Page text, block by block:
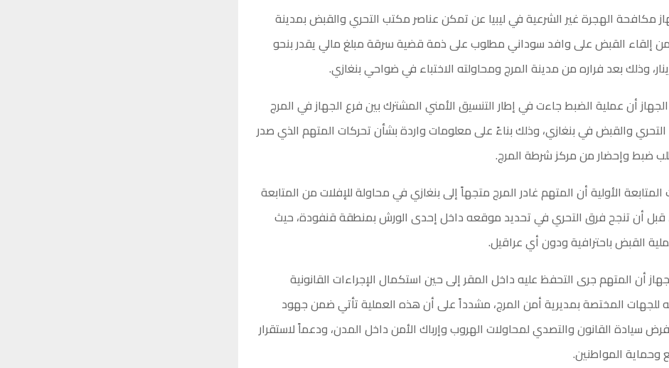
مكافحة الهجرة غير الشرعية في ليبيا عن تمكن عناصر مكتب التحري والقبض بمدينة
من إلقاء القبض على وافد سوداني مطلوب على ذمة قضية سرقة مبلغ مالي يقدر بنحو
أن عملية الضبط جاءت في إطار التنسيق الأمني المشترك بين فرع الجهاز في المرج
والقبض في بنغازي، وذلك بناءً على معلومات واردة بشأن تحركات المتهم الذي صدر
ضبط وإحضار من مركز شرطة المرج.
الأولية أن المتهم غادر المرج متجهاً إلى بنغازي في محاولة للإفلات من المتابعة
قبل أن تنجح فرق التحري في تحديد موقعه داخل إحدى الورش بمنطقة قنفودة، حيث
القبض باحترافية ودون أي عراقيل.
أن المتهم جرى التحفظ عليه داخل المقر إلى حين استكمال الإجراءات القانونية
للجهات المختصة بمديرية أمن المرج، مشدداً على أن هذه العملية تأتي ضمن جهود
سيادة القانون والتصدي لمحاولات الهروب وإرباك الأمن داخل المدن، ودعماً لاستقرار
وحماية المواطنين.